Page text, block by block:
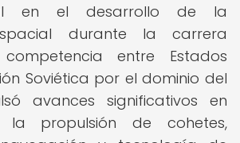
en el desarrollo de la
durante la carrera
entre Estados
Soviética por el dominio del
avances significativos en
propulsión de cohetes,